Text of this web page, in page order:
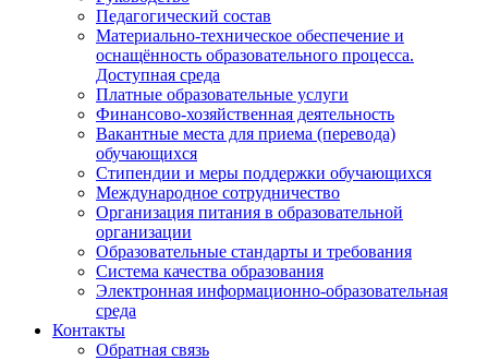
Педагогический состав
Материально-техническое обеспечение и
оснащённость образовательного процесса.
Доступная среда
Платные образовательные услуги
Финансово-хозяйственная деятельность
Вакантные места для приема (перевода)
обучающихся
Стипендии и меры поддержки обучающихся
Международное сотрудничество
Организация питания в образовательной
организации
Образовательные стандарты и требования
Система качества образования
Электронная информационно-образовательная
среда
Контакты
Обратная связь